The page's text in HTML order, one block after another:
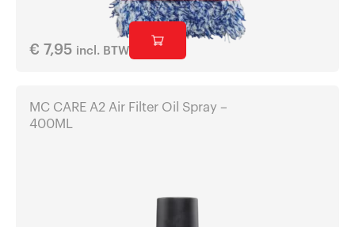
€ 7,95 incl. BTW
MC CARE A2 Air Filter Oil Spray –
400ML